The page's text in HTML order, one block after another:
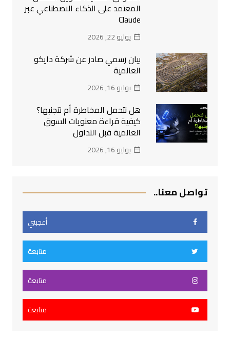
المعتمد على الذكاء الاصطناعي عبر
Claude
يوليو 22, 2026
بيان رسمي صادر عن شركة دايكو
العالمية
يوليو 16, 2026
هل نتحمل المخاطرة أم نتجنبها؟
كيفية قراءة معنويات السوق
العالمية قبل التداول
يوليو 16, 2026
تواصل معنا..
أعجبني
متابعة
متابعة
متابعة